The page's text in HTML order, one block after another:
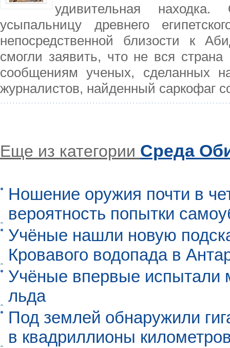
удивительная
усыпальницу древнего
непосредственной близости к
смогли заявить, что не вся
сообщениям ученых, сделанных
журналистов, найденный саркофаг
Еще из категории Среда
Ношение оружия почти в
вероятность попытки
Учёные нашли новую
Кровавого водопада в
Учёные впервые испытали
льда
Под землей обнаружили
в квадриллионы